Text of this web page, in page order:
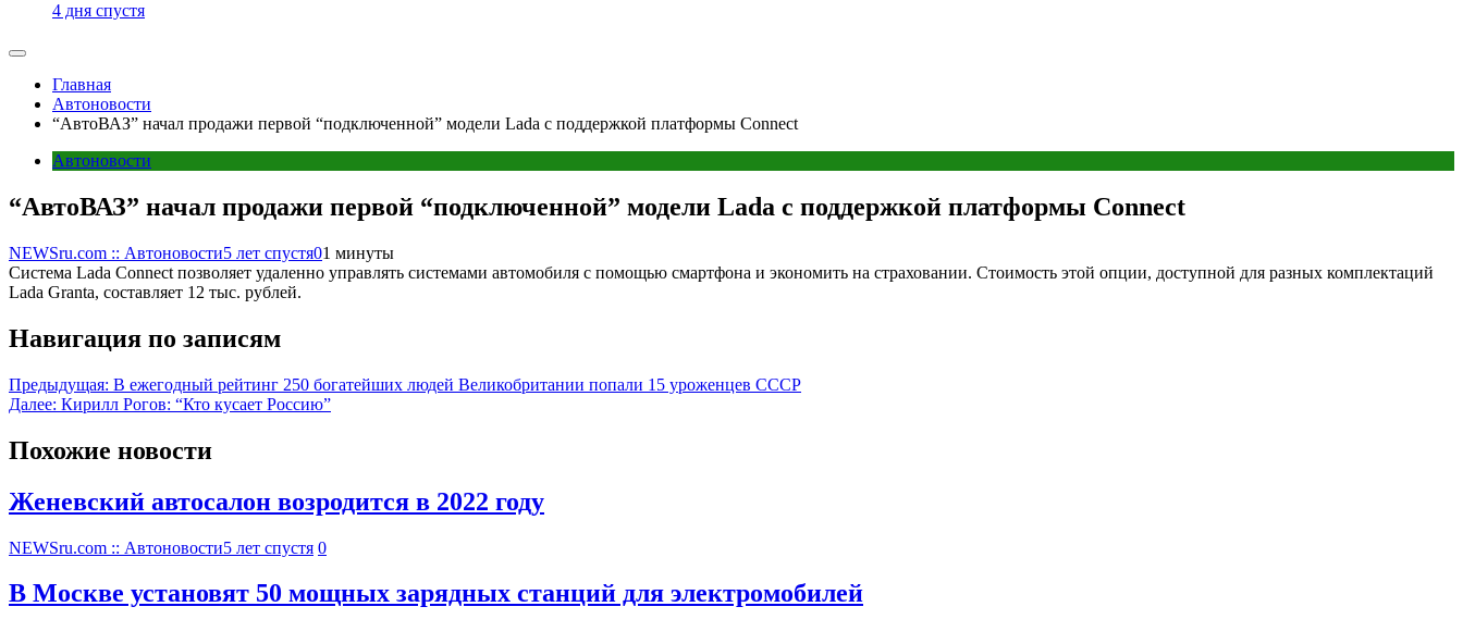
4 дня спустя
Главная
Автоновости
“АвтоВАЗ” начал продажи первой “подключенной” модели Lada с поддержкой платформы Connect
Автоновости
“АвтоВАЗ” начал продажи первой “подключенной” модели Lada с поддержкой платформы Connect
NEWSru.com :: Автоновости5 лет спустя01 минуты
Система Lada Connect позволяет удаленно управлять системами автомобиля с помощью смартфона и экономить на страховании. Стоимость этой опции, доступной для разных комплектаций
Lada Granta, составляет 12 тыс. рублей.
Навигация по записям
Предыдущая: В ежегодный рейтинг 250 богатейших людей Великобритании попали 15 уроженцев СССР
Далее: Кирилл Рогов: “Кто кусает Россию”
Похожие новости
Женевский автосалон возродится в 2022 году
NEWSru.com :: Автоновости5 лет спустя 0
В Москве установят 50 мощных зарядных станций для электромобилей